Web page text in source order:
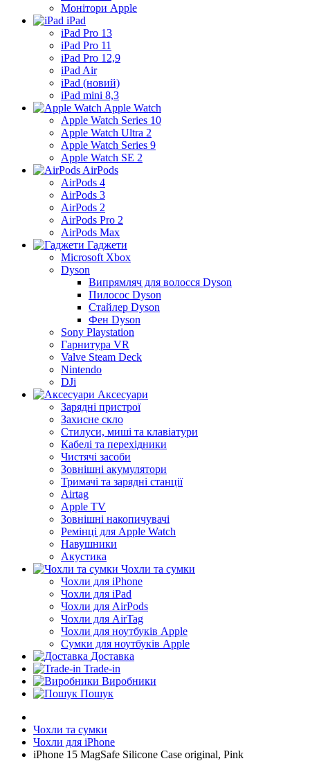
Монітори Apple
iPad
iPad Pro 13
iPad Pro 11
iPad Pro 12,9
iPad Air
iPad (новий)
iPad mini 8,3
Apple Watch
Apple Watch Series 10
Apple Watch Ultra 2
Apple Watch Series 9
Apple Watch SE 2
AirPods
AirPods 4
AirPods 3
AirPods 2
AirPods Pro 2
AirPods Max
Гаджети
Microsoft Xbox
Dyson
Випрямляч для волосся Dyson
Пилосос Dyson
Стайлер Dyson
Фен Dyson
Sony Playstation
Гарнитура VR
Valve Steam Deck
Nintendo
DJi
Аксесуари
Зарядні пристрої
Захисне скло
Стилуси, миші та клавіатури
Кабелі та перехідники
Чистячі засоби
Зовнішні акумулятори
Тримачі та зарядні станції
Airtag
Apple TV
Зовнішні накопичувачі
Ремінці для Apple Watch
Навушники
Акустика
Чохли та сумки
Чохли для iPhone
Чохли для iPad
Чохли для AirPods
Чохли для AirTag
Чохли для ноутбуків Apple
Сумки для ноутбуків Apple
Доставка
Trade-in
Виробники
Пошук
Чохли та сумки
Чохли для iPhone
iPhone 15 MagSafe Silicone Case original, Pink